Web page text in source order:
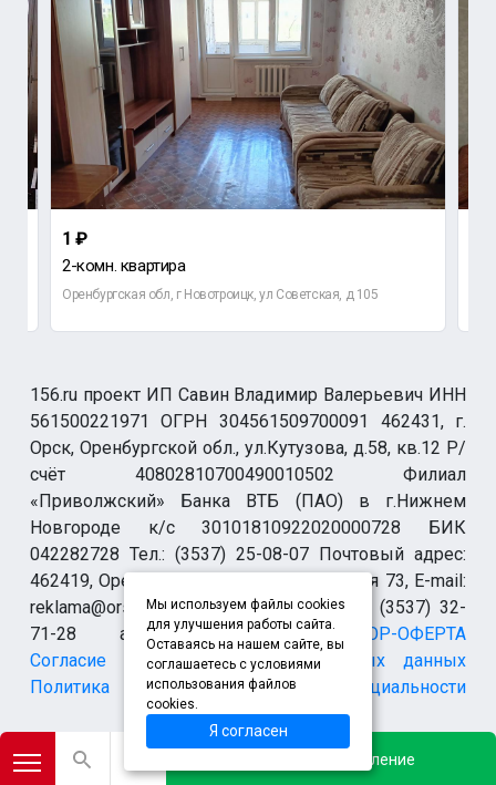
1 ₽
2-комн. квартира
Оренбургская обл, г Новотроицк, ул Советская, д 105
Добавить объявление
156.ru проект ИП Савин Владимир Валерьевич ИНН
561500221971 ОГРН 304561509700091 462431, г.
Орск, Оренбургской обл., ул.Кутузова, д.58, кв.12 Р/
счёт 40802810700490010502 Филиал
«Приволжский» Банка ВТБ (ПАО) в г.Нижнем
Новгороде к/с 30101810922020000728 БИК
042282728 Тел.: (3537) 25-08-07 Почтовый адрес:
462419, Оренбургская обл., г. Орск-19 а/я 73, E-mail:
reklama@orsk.ru ТЕЛЕФОН МОДЕРАЦИИ (3537) 32-
71-28 allsupport@orsk.ruДОГОВОР-ОФЕРТА
Согласие на обработку персональных данных
Политика конфиденциальности
*Instagram (запрещен на территории Российской Федерации)
Мы используем файлы cookies
для улучшения работы сайта.
Оставаясь на нашем сайте, вы
соглашаетесь с условиями
использования файлов
cookies.
Я согласен